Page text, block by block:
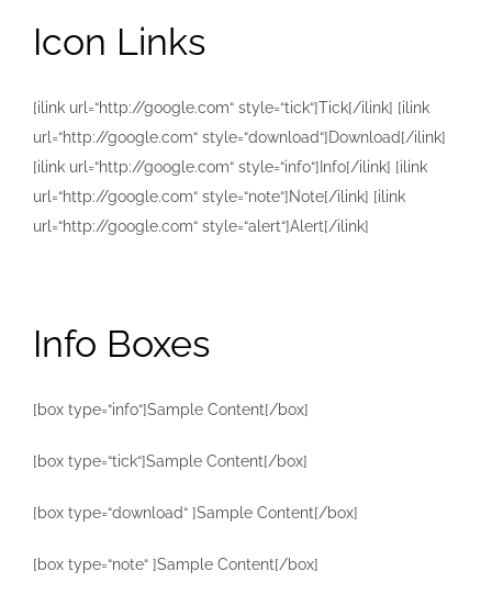
Icon Links
[ilink url=“http://google.com“ style=“tick“]Tick[/ilink] [ilink
url=“http://google.com“ style=“download“]Download[/ilink]
[ilink url=“http://google.com“ style=“info“]Info[/ilink] [ilink
url=“http://google.com“ style=“note“]Note[/ilink] [ilink
url=“http://google.com“ style=“alert“]Alert[/ilink]
Info Boxes
[box type=“info“]Sample Content[/box]
[box type=“tick“]Sample Content[/box]
[box type=“download“ ]Sample Content[/box]
[box type=“note“ ]Sample Content[/box]